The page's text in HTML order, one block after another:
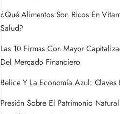
¿Qué Alimentos Son Ricos En
Salud?
Las 10 Firmas Con Mayor
Del Mercado Financiero
Belice Y La Economía Azul:
Presión Sobre El Patrimonio